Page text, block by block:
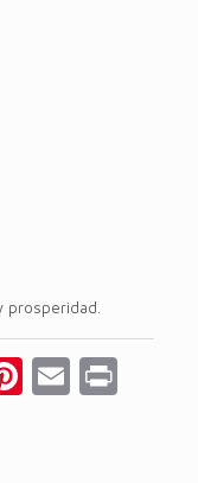
prosperidad.
Pinterest
Email